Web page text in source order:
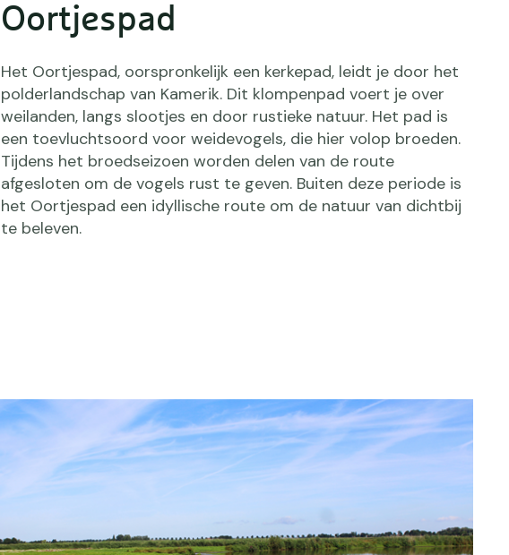
Oortjespad
Het Oortjespad, oorspronkelijk een kerkepad, leidt je door het
polderlandschap van Kamerik. Dit klompenpad voert je over
weilanden, langs slootjes en door rustieke natuur. Het pad is
een toevluchtsoord voor weidevogels, die hier volop broeden.
Tijdens het broedseizoen worden delen van de route
afgesloten om de vogels rust te geven. Buiten deze periode is
het Oortjespad een idyllische route om de natuur van dichtbij
te beleven.